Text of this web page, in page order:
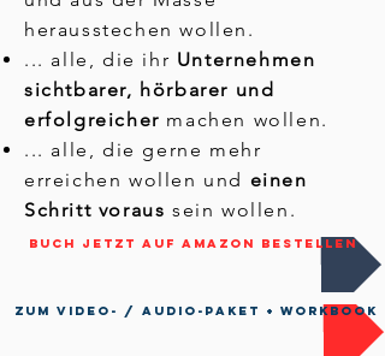
herausstechen wollen.
... alle, die ihr Unternehmen
sichtbarer, hörbarer und
erfolgreicher machen wollen.
... alle, die gerne mehr
erreichen wollen und einen
Schritt voraus sein wollen.
Buch JETZT auf AMAZON bestellen
ZUM VIDEO- / AUDIO-Paket + Workbook